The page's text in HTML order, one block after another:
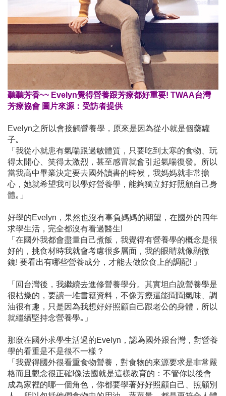
聽聽芳香~~ Evelyn覺得營養跟芳療都好重要! TWAA台灣
芳療協會 圖片來源：受訪者提供
Evelyn之所以會接觸營養學，原來是因為從小就是個藥罐
子｡
「我從小就患有氣喘跟過敏體質，只要吃到太寒的食物、玩
得太開心、笑得太激烈，甚至感冒就會引起氣喘復發。所以
當我高中畢業決定要去國外讀書的時候，我媽媽就非常擔
心，她就希望我可以學好營養學，能夠獨立好好照顧自己身
體｡」
好學的Evelyn，果然也沒有辜負媽媽的期望，在國外的四年
求學生活，完全都沒有看過醫生!
「在國外我都會盡量自己煮飯，我覺得有營養學的概念是很
好的，挑食材時我就會考慮很多層面，我的眼睛就像顯微
鏡! 要看出有哪些營養成分，才能去做飲食上的調配! 」
「回台灣後，我繼續去進修營養學分。其實坦白說營養學是
很枯燥的，要讀一堆書籍資料，不像芳療還能聞聞氣味、調
油很有趣，只是因為我想好好照顧自己跟老公的身體，所以
就繼續堅持念營養學｡」
那麼在國外求學生活過的Evelyn，認為國外跟台灣，對營養
學的看重是不是很不一樣？
「我覺得國外很看重食物營養，對食物的來源要求是非常嚴
格而且觀念很正確!像法國就是這樣教育的：不管你以後會
成為家裡的哪一個角色，你都要學著好好照顧自己、照顧別